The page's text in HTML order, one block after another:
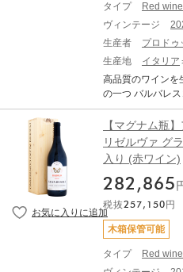
タイプ
Red wine
ヴィンテージ
生産者
プロドゥ
生産地
イタリア
高品質のワインを
の一つ バルバレスコは、王のワイン、バローロと並ぶ
「女王のワイン」
でバローロ程の
たネッビオーロか
よくありました。
てラベルで明確に
家を結集し、バル
ネ・ソシアーリ
した。同組合は
なブドウ農家を存
の農家が結集し、
コが誕生しました
号でロバート・
【マグナム瓶
リゼルヴァ グ
入り (赤ワイン)
282,865
税抜257,150 円
木箱保管可能
タイプ
Red wine